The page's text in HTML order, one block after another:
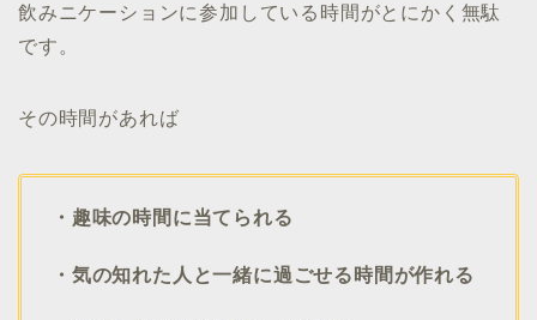
飲みニケーションに参加している時間がとにかく無駄
です。
その時間があれば
・趣味の時間に当てられる
・気の知れた人と一緒に過ごせる時間が作れる